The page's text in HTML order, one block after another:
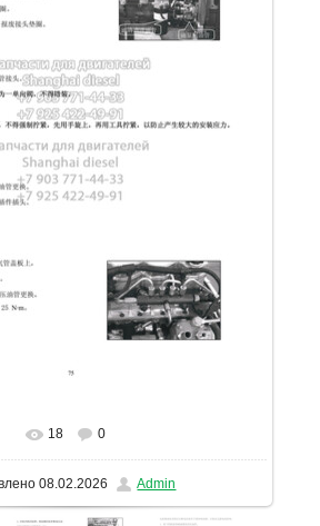
размере 1131x1600
18 0
08.02.2026 Admin